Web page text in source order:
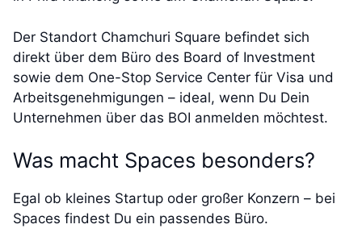
Der Standort Chamchuri Square befindet sich
direkt über dem Büro des Board of Investment
sowie dem One-Stop Service Center für Visa und
Arbeitsgenehmigungen – ideal, wenn Du Dein
Unternehmen über das BOI anmelden möchtest.
Was macht Spaces besonders?
Egal ob kleines Startup oder großer Konzern – bei
Spaces findest Du ein passendes Büro.